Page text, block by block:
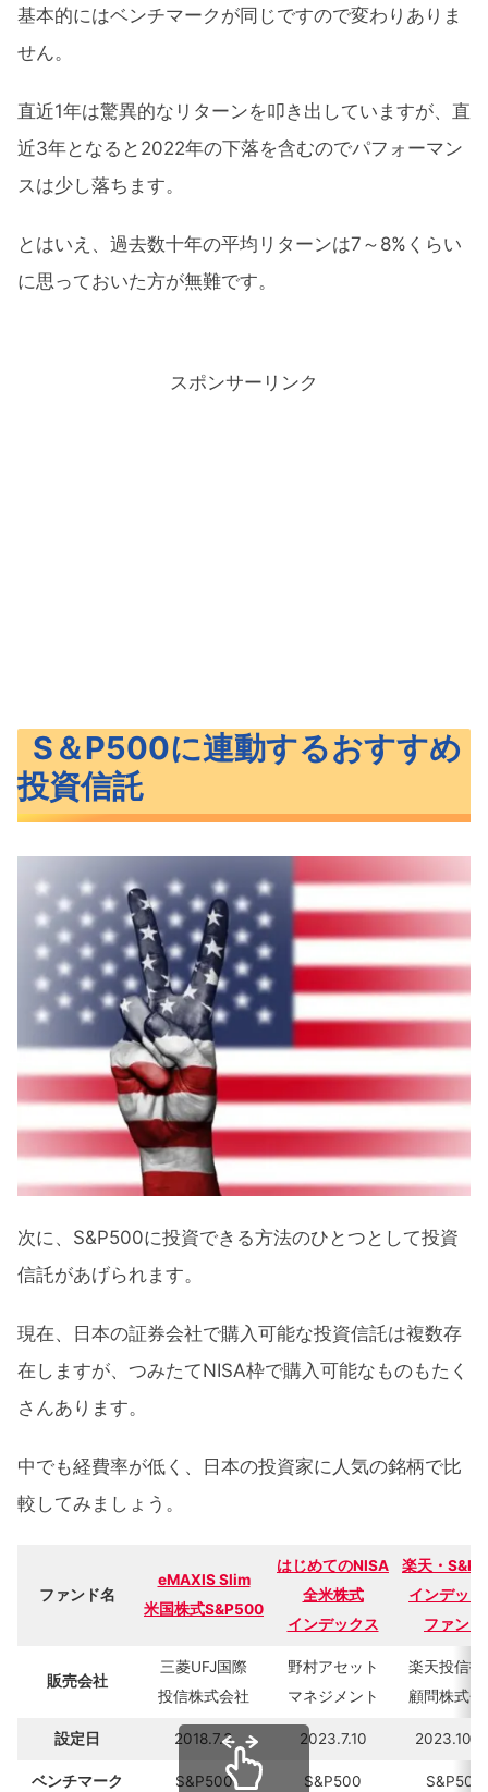
基本的にはベンチマークが同じですので変わりありま
せん。
直近1年は驚異的なリターンを叩き出していますが、直
近3年となると2022年の下落を含むのでパフォーマン
スは少し落ちます。
とはいえ、過去数十年の平均リターンは7～8%くらい
に思っておいた方が無難です。
スポンサーリンク
S＆P500に連動するおすすめ
投資信託
次に、S&P500に投資できる方法のひとつとして投資
信託があげられます。
現在、日本の証券会社で購入可能な投資信託は複数存
在しますが、つみたてNISA枠で購入可能なものもたく
さんあります。
中でも経費率が低く、日本の投資家に人気の銘柄で比
較してみましょう。
ファンド名
eMAXIS Slim
米国株式S&P500
はじめてのNISA
全米株式
インデックス
楽天・
インデック
ファンド
販売会社
三菱UFJ国際
投信株式会社
野村アセット
マネジメント
楽天投信投
顧問株式会
設定日 2018.7.3 2023.7.10
ベンチマーク S&P500 S&P500 S&P500